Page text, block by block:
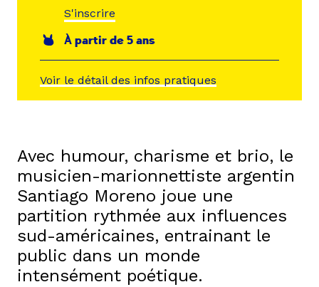
S'inscrire
À partir de 5 ans
Voir le détail des infos pratiques
Avec humour, charisme et brio, le
musicien-marionnettiste argentin
Santiago Moreno joue une
partition rythmée aux influences
sud-américaines, entrainant le
public dans un monde
intensément poétique.